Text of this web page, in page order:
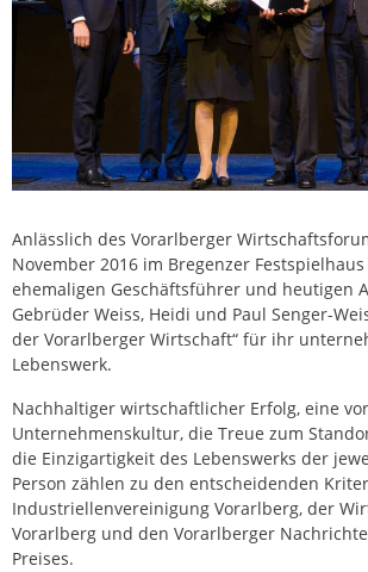
Anlässlich des Vorarlberger
November 2016 im Bregenzer
ehemaligen Geschäftsführer und heutigen
Gebrüder Weiss, Heidi und Paul Senger-
der Vorarlberger Wirtschaft“ für ihr
Lebenswerk.
Nachhaltiger wirtschaftlicher Erfolg, eine
Unternehmenskultur, die Treue zum
die Einzigartigkeit des Lebenswerks der
Person zählen zu den entscheidenden
Industriellenvereinigung Vorarlberg, der
Vorarlberg und den Vorarlberger
Preises.